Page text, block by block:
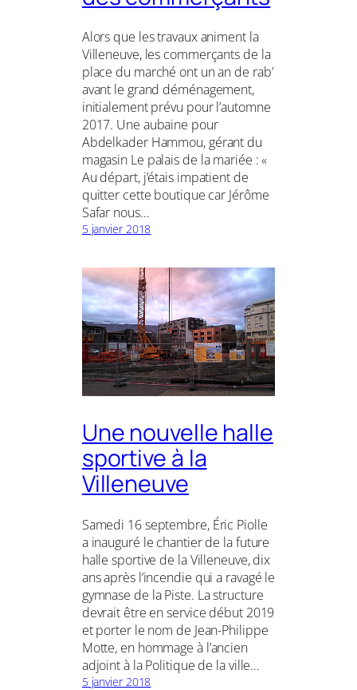
Alors que les travaux animent la
Villeneuve, les commerçants de la
place du marché ont un an de rab’
avant le grand déménagement,
initialement prévu pour l’automne
2017. Une aubaine pour
Abdelkader Hammou, gérant du
magasin Le palais de la mariée : «
Au départ, j’étais impatient de
quitter cette boutique car Jérôme
Safar nous…
5 janvier 2018
Une nouvelle halle
sportive à la
Villeneuve
Samedi 16 septembre, Éric Piolle
a inauguré le chantier de la future
halle sportive de la Villeneuve, dix
ans après l’incendie qui a ravagé le
gymnase de la Piste. La structure
devrait être en service début 2019
et porter le nom de Jean-Philippe
Motte, en hommage à l’ancien
adjoint à la Politique de la ville…
5 janvier 2018